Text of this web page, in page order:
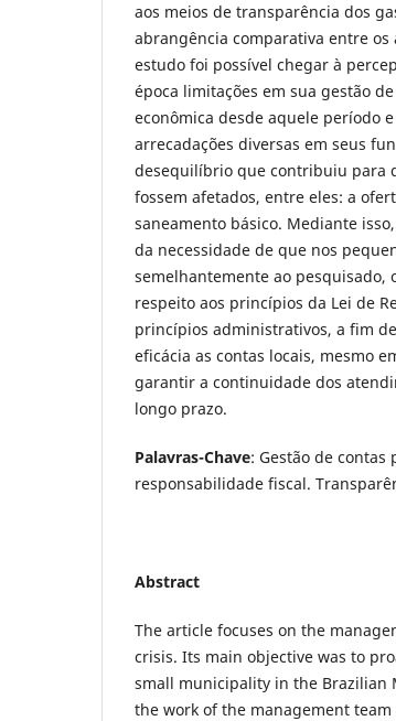
aos meios de transparência dos
abrangência comparativa entre os
estudo foi possível chegar à
época limitações em sua gestão
econômica desde aquele período
arrecadações diversas em seus
desequilíbrio que contribuiu para
fossem afetados, entre eles: a
saneamento básico. Mediante
da necessidade de que nos
semelhantemente ao pesquisado,
respeito aos princípios da Lei de
princípios administrativos, a fim
eficácia as contas locais, mesmo
garantir a continuidade dos
longo prazo.
Palavras-Chave: Gestão de contas
responsabilidade fiscal.
Abstract
The article focuses on the
crisis. Its main objective was to
small municipality in the
the work of the management